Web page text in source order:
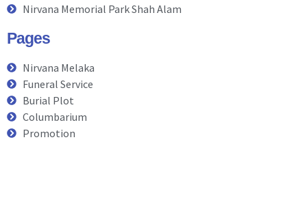
Nirvana Memorial Park Shah Alam
Pages
Nirvana Melaka
Funeral Service
Burial Plot
Columbarium
Promotion